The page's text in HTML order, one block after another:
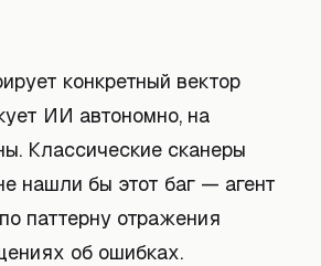
конкретный вектор
ИИ автономно, на
Классические сканеры
нашли бы этот баг — агент
паттерну отражения
об ошибках.